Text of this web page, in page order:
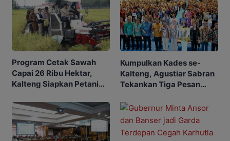
Program Cetak Sawah
Capai 26 Ribu Hektar,
Kalteng Siapkan Petani
Kumpulkan Kades se-
Kalteng, Agustiar Sabran
Tekankan Tiga Pesan